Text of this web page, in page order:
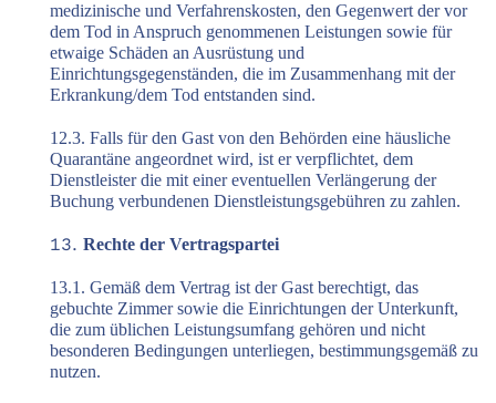
medizinische und Verfahrenskosten, den Gegenwert der vor
dem Tod in Anspruch genommenen Leistungen sowie für
etwaige Schäden an Ausrüstung und
Einrichtungsgegenständen, die im Zusammenhang mit der
Erkrankung/dem Tod entstanden sind.
12.3. Falls für den Gast von den Behörden eine häusliche
Quarantäne angeordnet wird, ist er verpflichtet, dem
Dienstleister die mit einer eventuellen Verlängerung der
Buchung verbundenen Dienstleistungsgebühren zu zahlen.
Rechte der Vertragspartei
13.1. Gemäß dem Vertrag ist der Gast berechtigt, das
gebuchte Zimmer sowie die Einrichtungen der Unterkunft,
die zum üblichen Leistungsumfang gehören und nicht
besonderen Bedingungen unterliegen, bestimmungsgemäß zu
nutzen.